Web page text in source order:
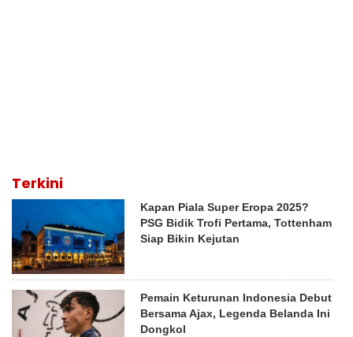
Terkini
Kapan Piala Super Eropa 2025?
PSG Bidik Trofi Pertama, Tottenham
Siap Bikin Kejutan
Pemain Keturunan Indonesia Debut
Bersama Ajax, Legenda Belanda Ini
Dongkol